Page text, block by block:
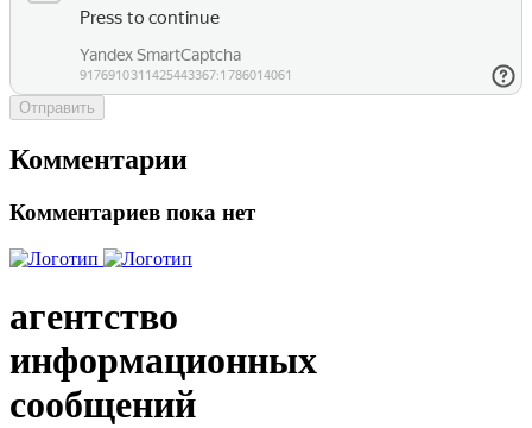
Отправить
Комментарии
Комментариев пока нет
агентство
информационных
сообщений